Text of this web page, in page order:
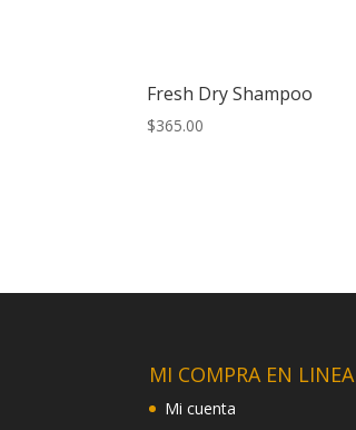
Fresh Dry Shampoo
$365.00
MI COMPRA EN LINEA
Mi cuenta